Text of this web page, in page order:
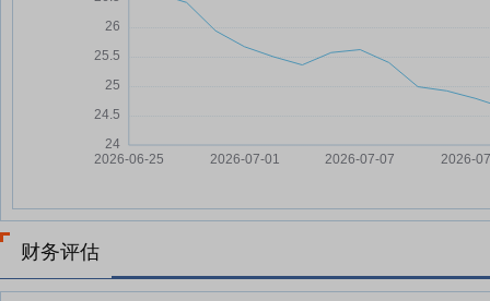
财务评估